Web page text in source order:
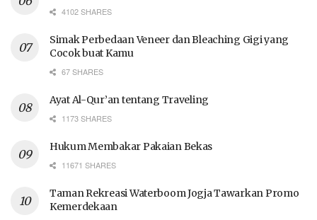
4102 SHARES
Simak Perbedaan Veneer dan Bleaching Gigi yang
Cocok buat Kamu
67 SHARES
Ayat Al-Qur’an tentang Traveling
1173 SHARES
Hukum Membakar Pakaian Bekas
11671 SHARES
Taman Rekreasi Waterboom Jogja Tawarkan Promo
Kemerdekaan